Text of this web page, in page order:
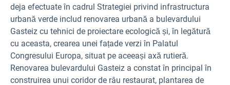
deja efectuate în cadrul Strategiei privind infrastructura
urbană verde includ renovarea urbană a bulevardului
Gasteiz cu tehnici de proiectare ecologică și, în legătură
cu aceasta, crearea unei fațade verzi în Palatul
Congresului Europa, situat pe aceeași axă rutieră.
Renovarea bulevardului Gasteiz a constat în principal în
construirea unui coridor de râu restaurat, plantarea de